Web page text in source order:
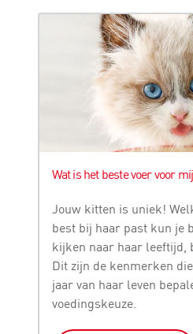
Wat is het beste voer voor
Jouw kitten is uniek!
best bij haar past kun je
kijken naar haar leeftijd,
Dit zijn de kenmerken
jaar van haar leven
voedingskeuze.